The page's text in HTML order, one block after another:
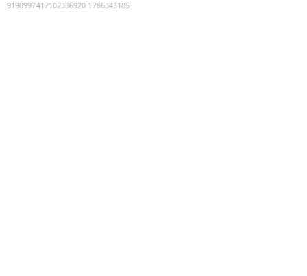
9198997417102336920:1786343185